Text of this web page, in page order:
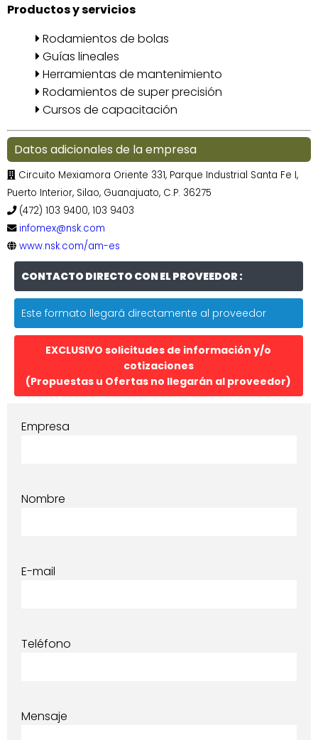
Productos y servicios
Rodamientos de bolas
Guías lineales
Herramientas de mantenimiento
Rodamientos de super precisión
Cursos de capacitación
Datos adicionales de la empresa
Circuito Mexiamora Oriente 331, Parque Industrial Santa Fe I,
Puerto Interior, Silao, Guanajuato, C.P. 36275
(472) 103 9400, 103 9403
infomex@nsk.com
www.nsk.com/am-es
CONTACTO DIRECTO CON EL PROVEEDOR :
Este formato llegará directamente al proveedor
EXCLUSIVO solicitudes de información y/o
cotizaciones
(Propuestas u Ofertas no llegarán al proveedor)
Empresa
Nombre
E-mail
Teléfono
Mensaje